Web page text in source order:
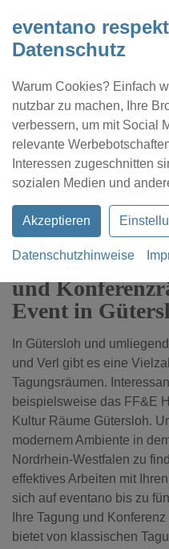
eventano
Datenschutz
Warum Cookies? Einfach
nutzbar zu machen, Ihre
verbessern, um mit Social
relevante
Interessen zugeschnitten
sozialen Medien und
Akzeptieren
Datenschutzhinweise
Kontakt
Hier finden Sie
und
Event in
In Gütersloh und
und Verl gibt es eine
Tagungsräumen.
beispielsweise das FF&E
Kultur Räume Gütersloh.
modernem Ambiente in
Nordrhein-Westfalen zu
effektives Arbeiten mit
sich auf eventano bis zu
Ihre Tagung und
bietet von klassischen